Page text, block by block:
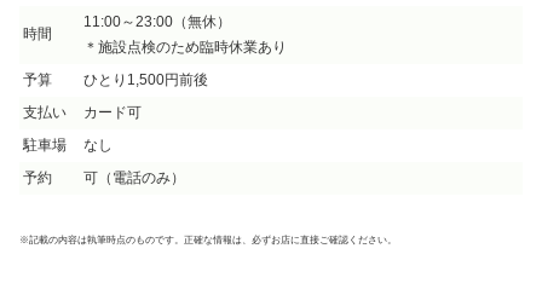
時間
11:00～23:00（無休）
＊施設点検のため臨時休業あり
予算
ひとり1,500円前後
支払い
カード可
駐車場
なし
予約
可（電話のみ）
※記載の内容は執筆時点のものです。正確な情報は、必ずお店に直接ご確認ください。